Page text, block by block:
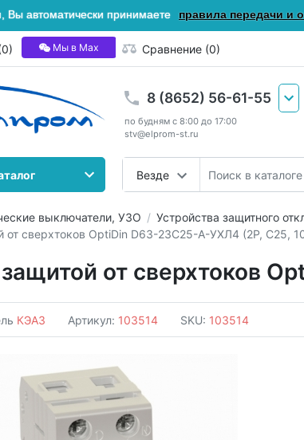
Вы автоматически принимаете правила передачи и
Мы в Мах Сравнение (0)
8 (8652) 56-61-55
по будням с 8:00 до 17:00
stv@elprom-st.ru
Везде
выключатели, УЗО Устройства защитного
от сверхтоков OptiDin D63-23C25-A-УХЛ4 (2P, C25,
от сверхтоков
КЭАЗ Артикул: 103514 SKU: 103514